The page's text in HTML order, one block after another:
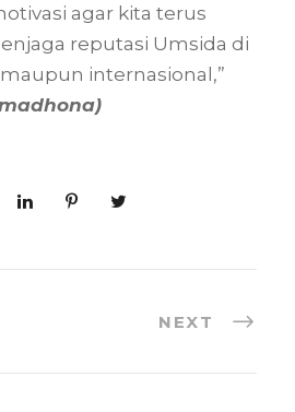
agar kita terus
reputasi Umsida di
internasional,”
NEXT